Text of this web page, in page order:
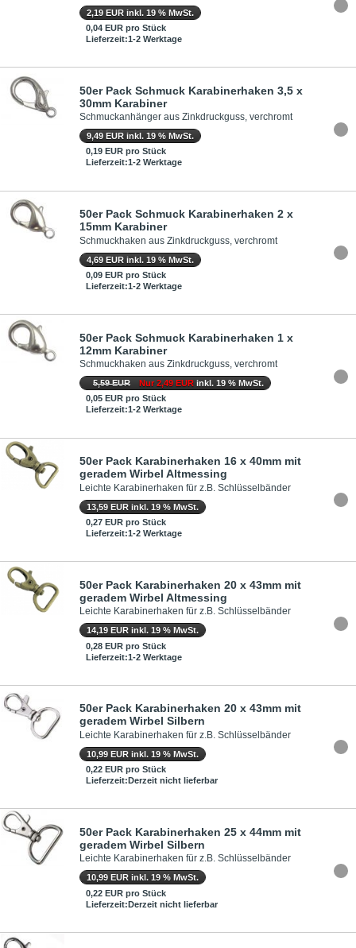
2,19 EUR inkl. 19 % MwSt.
0,04 EUR pro Stück
Lieferzeit:1-2 Werktage
50er Pack Schmuck Karabinerhaken 3,5 x
30mm Karabiner
Schmuckanhänger aus Zinkdruckguss, verchromt
9,49 EUR inkl. 19 % MwSt.
0,19 EUR pro Stück
Lieferzeit:1-2 Werktage
50er Pack Schmuck Karabinerhaken 2 x
15mm Karabiner
Schmuckhaken aus Zinkdruckguss, verchromt
4,69 EUR inkl. 19 % MwSt.
0,09 EUR pro Stück
Lieferzeit:1-2 Werktage
50er Pack Schmuck Karabinerhaken 1 x
12mm Karabiner
Schmuckhaken aus Zinkdruckguss, verchromt
5,59 EUR Nur 2,49 EUR inkl. 19 % MwSt.
0,05 EUR pro Stück
Lieferzeit:1-2 Werktage
50er Pack Karabinerhaken 16 x 40mm mit
geradem Wirbel Altmessing
Leichte Karabinerhaken für z.B. Schlüsselbänder
13,59 EUR inkl. 19 % MwSt.
0,27 EUR pro Stück
Lieferzeit:1-2 Werktage
50er Pack Karabinerhaken 20 x 43mm mit
geradem Wirbel Altmessing
Leichte Karabinerhaken für z.B. Schlüsselbänder
14,19 EUR inkl. 19 % MwSt.
0,28 EUR pro Stück
Lieferzeit:1-2 Werktage
50er Pack Karabinerhaken 20 x 43mm mit
geradem Wirbel Silbern
Leichte Karabinerhaken für z.B. Schlüsselbänder
10,99 EUR inkl. 19 % MwSt.
0,22 EUR pro Stück
Lieferzeit:Derzeit nicht lieferbar
50er Pack Karabinerhaken 25 x 44mm mit
geradem Wirbel Silbern
Leichte Karabinerhaken für z.B. Schlüsselbänder
10,99 EUR inkl. 19 % MwSt.
0,22 EUR pro Stück
Lieferzeit:Derzeit nicht lieferbar